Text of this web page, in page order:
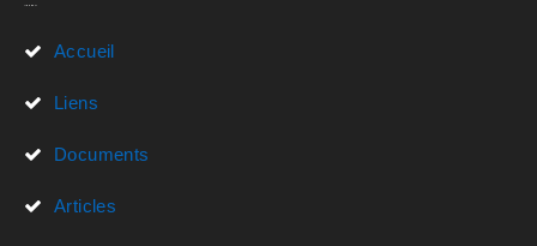
Accueil
Liens
Documents
Articles